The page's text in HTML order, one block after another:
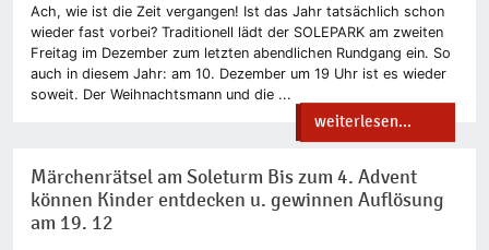
Ach, wie ist die Zeit vergangen! Ist das Jahr tatsächlich schon
wieder fast vorbei? Traditionell lädt der SOLEPARK am zweiten
Freitag im Dezember zum letzten abendlichen Rundgang ein. So
auch in diesem Jahr: am 10. Dezember um 19 Uhr ist es wieder
soweit. Der Weihnachtsmann und die ...
weiterlesen...
Märchenrätsel am Soleturm Bis zum 4. Advent
können Kinder entdecken u. gewinnen Auflösung
am 19. 12